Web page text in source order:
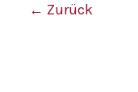
← Zurück